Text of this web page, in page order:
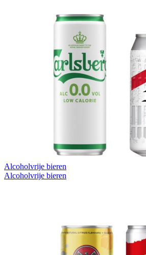
Alcoholvrije bieren
Alcoholvrije bieren